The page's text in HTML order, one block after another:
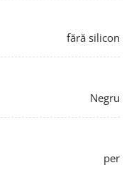
fără silicon
Negru
per